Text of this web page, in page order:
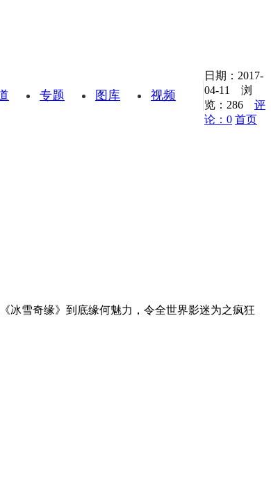
专题 图库 视频
日期：2017-
04-11 浏
览： 286
评
论：0 首页
冰雪奇缘》到底缘何魅力，令全世界影迷为之疯狂